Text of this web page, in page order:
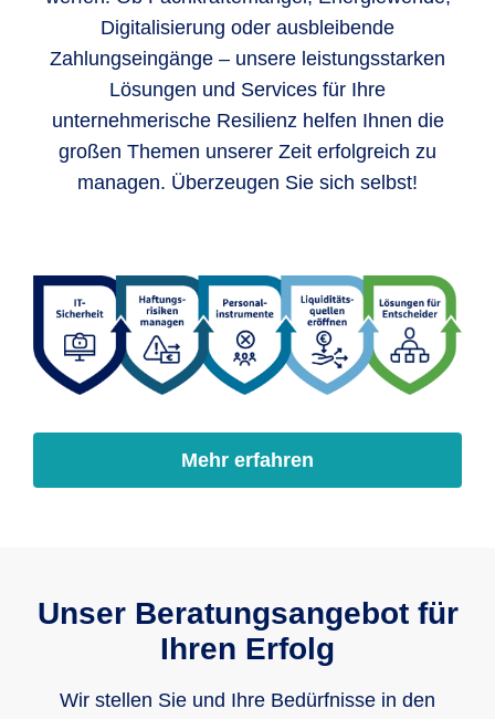
Digitalisierung oder ausbleibende
Zahlungseingänge – unsere leistungsstarken
Lösungen und Services für Ihre
unternehmerische Resilienz helfen Ihnen die
großen Themen unserer Zeit erfolgreich zu
managen. Überzeugen Sie sich selbst!
Mehr erfahren
Unser Beratungsangebot für
Ihren Erfolg
Wir stellen Sie und Ihre Bedürfnisse in den